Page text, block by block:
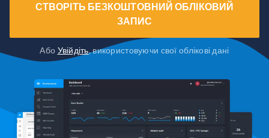
СТВОРІТЬ БЕЗКОШТОВНИЙ ОБЛІКОВИЙ
ЗАПИС
Або Увійдіть, використовуючи свої облікові дані